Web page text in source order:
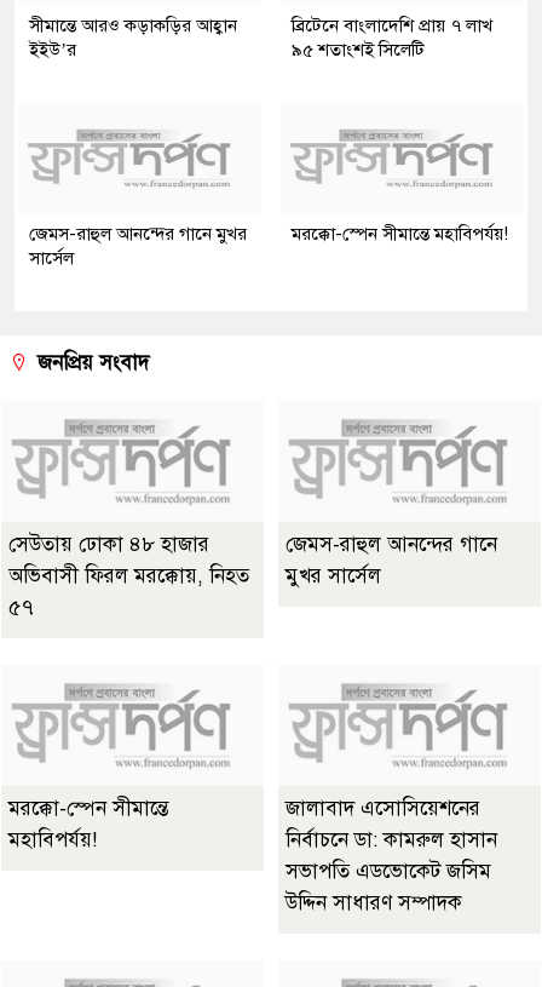
সীমান্তে আরও কড়াকড়ির আহ্বান
ইইউ’র
ব্রিটেনে বাংলাদেশি প্রায় ৭ লাখ
৯৫ শতাংশই সিলেটি
জেমস-রাহুল আনন্দের গানে মুখর
সার্সেল
মরক্কো-স্পেন সীমান্তে মহাবিপর্যয়!
জনপ্রিয় সংবাদ
সেউতায় ঢোকা ৪৮ হাজার
অভিবাসী ফিরল মরক্কোয়, নিহত
৫৭
জেমস-রাহুল আনন্দের গানে
মুখর সার্সেল
মরক্কো-স্পেন সীমান্তে
মহাবিপর্যয়!
জালাবাদ এসোসিয়েশনের
নির্বাচনে ডা: কামরুল হাসান
সভাপতি এডভোকেট জসিম
উদ্দিন সাধারণ সম্পাদক